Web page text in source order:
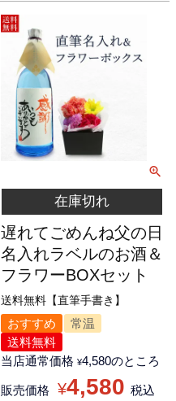
在庫切れ
送料無料【直筆手書き】
遅れてごめんね父の日
名入れラベルのお酒＆
フラワーBOXセット
おすすめ
常温
送料無料
当店通常価格 ¥4,580のところ
販売価格 ¥4,580 税込